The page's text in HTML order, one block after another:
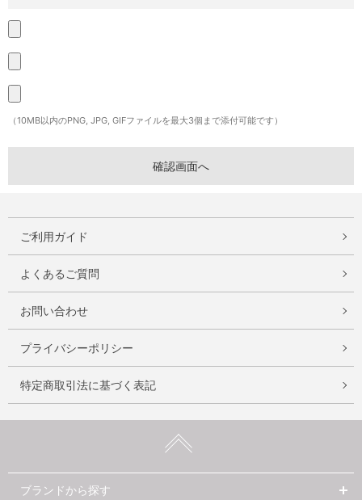
（10MB以内のPNG, JPG, GIFファイルを最大3個まで添付可能です）
ご利用ガイド
よくあるご質問
お問い合わせ
プライバシーポリシー
特定商取引法に基づく表記
ブランドから探す